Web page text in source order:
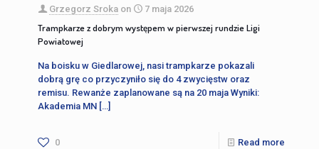
Grzegorz Sroka on 7 maja 2026
Trampkarze z dobrym występem w pierwszej rundzie Ligi
Powiatowej
Na boisku w Giedlarowej, nasi trampkarze pokazali
dobrą grę co przyczyniło się do 4 zwycięstw oraz
remisu. Rewanże zaplanowane są na 20 maja Wyniki:
Akademia MN […]
0 Read more